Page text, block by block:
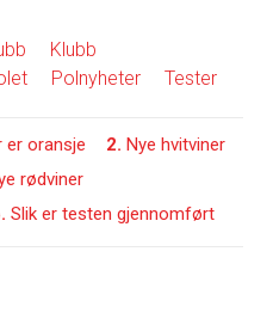
Klubb
Polnyheter Tester
er oransje 2. Nye hvitviner
rødviner
Slik er testen gjennomført